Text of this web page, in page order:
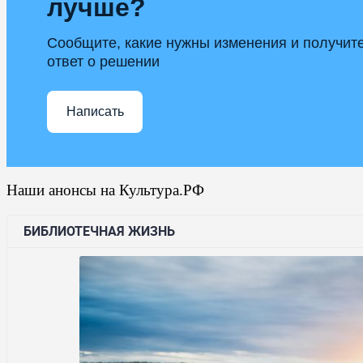
лучше?
Сообщите, какие нужны изменения и
ответ о решении
Написать
Наши анонсы на Культура.РФ